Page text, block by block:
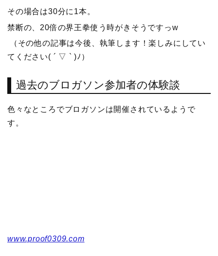
その場合は30分に1本。
禁断の、20倍の界王拳使う時がきそうですっw
（その他の記事は今後、執筆します！楽しみにしてい
てください( ´ ▽ ` )ﾉ）
過去のブロガソン参加者の体験談
色々なところでブロガソンは開催されているようで
す。
www.proof0309.com